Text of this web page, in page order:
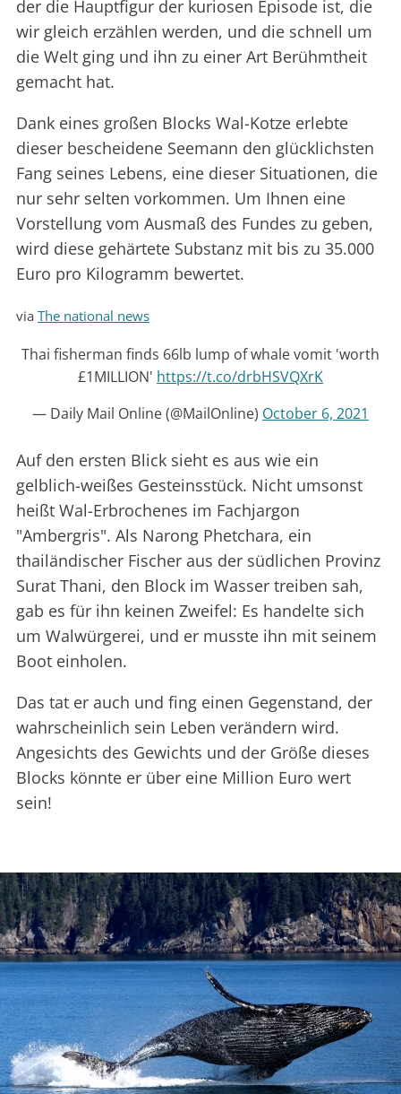
der die Hauptfigur der kuriosen Episode ist, die
wir gleich erzählen werden, und die schnell um
die Welt ging und ihn zu einer Art Berühmtheit
gemacht hat.
Dank eines großen Blocks Wal-Kotze erlebte
dieser bescheidene Seemann den glücklichsten
Fang seines Lebens, eine dieser Situationen, die
nur sehr selten vorkommen. Um Ihnen eine
Vorstellung vom Ausmaß des Fundes zu geben,
wird diese gehärtete Substanz mit bis zu 35.000
Euro pro Kilogramm bewertet.
via The national news
Thai fisherman finds 66lb lump of whale vomit 'worth
£1MILLION' https://t.co/drbHSVQXrK
— Daily Mail Online (@MailOnline) October 6, 2021
Auf den ersten Blick sieht es aus wie ein
gelblich-weißes Gesteinsstück. Nicht umsonst
heißt Wal-Erbrochenes im Fachjargon
"Ambergris". Als Narong Phetchara, ein
thailändischer Fischer aus der südlichen Provinz
Surat Thani, den Block im Wasser treiben sah,
gab es für ihn keinen Zweifel: Es handelte sich
um Walwürgerei, und er musste ihn mit seinem
Boot einholen.
Das tat er auch und fing einen Gegenstand, der
wahrscheinlich sein Leben verändern wird.
Angesichts des Gewichts und der Größe dieses
Blocks könnte er über eine Million Euro wert
sein!